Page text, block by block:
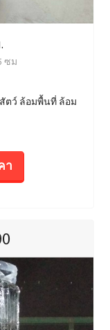
ซม
ตว์ ล้อมพื้นที่ ล้อม
า